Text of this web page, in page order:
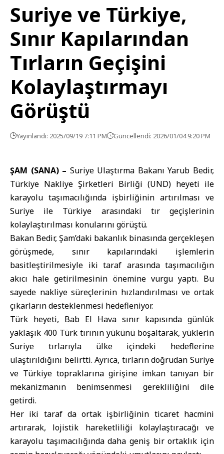
Suriye ve Türkiye,
Sınır Kapılarından
Tırların Geçişini
Kolaylaştırmayı
Görüştü
Yayınlandı: 2025/09/19 7:11 PM Güncellendi: 2026/01/04 9:20 PM
ŞAM (SANA) – Suriye Ulaştırma BakanıYarub Bedir,
Türkiye Nakliye Şirketleri Birliği (UND) heyeti ile
karayolu taşımacılığında işbirliğinin artırılması ve
Suriye ile Türkiye arasındaki tır geçişlerinin
kolaylaştırılması konularını görüştü.
Bakan Bedir, Şam’daki bakanlık binasında gerçekleşen
görüşmede, sınır kapılarındaki işlemlerin
basitleştirilmesiyle iki taraf arasında taşımacılığın
akıcı hale getirilmesinin önemine vurgu yaptı. Bu
sayede nakliye süreçlerinin hızlandırılması ve ortak
çıkarların desteklenmesi hedefleniyor.
Türk heyeti, Bab El Hava sınır kapısında günlük
yaklaşık 400 Türk tırının yükünü boşaltarak, yüklerin
Suriye tırlarıyla ülke içindeki hedeflerine
ulaştırıldığını belirtti. Ayrıca, tırların doğrudan Suriye
ve Türkiye topraklarına girişine imkan tanıyan bir
mekanizmanın benimsenmesi gerekliliğini dile
getirdi.
Her iki taraf da ortak işbirliğinin ticaret hacmini
artırarak, lojistik hareketliliği kolaylaştıracağı ve
karayolu taşımacılığında daha geniş bir ortaklık için